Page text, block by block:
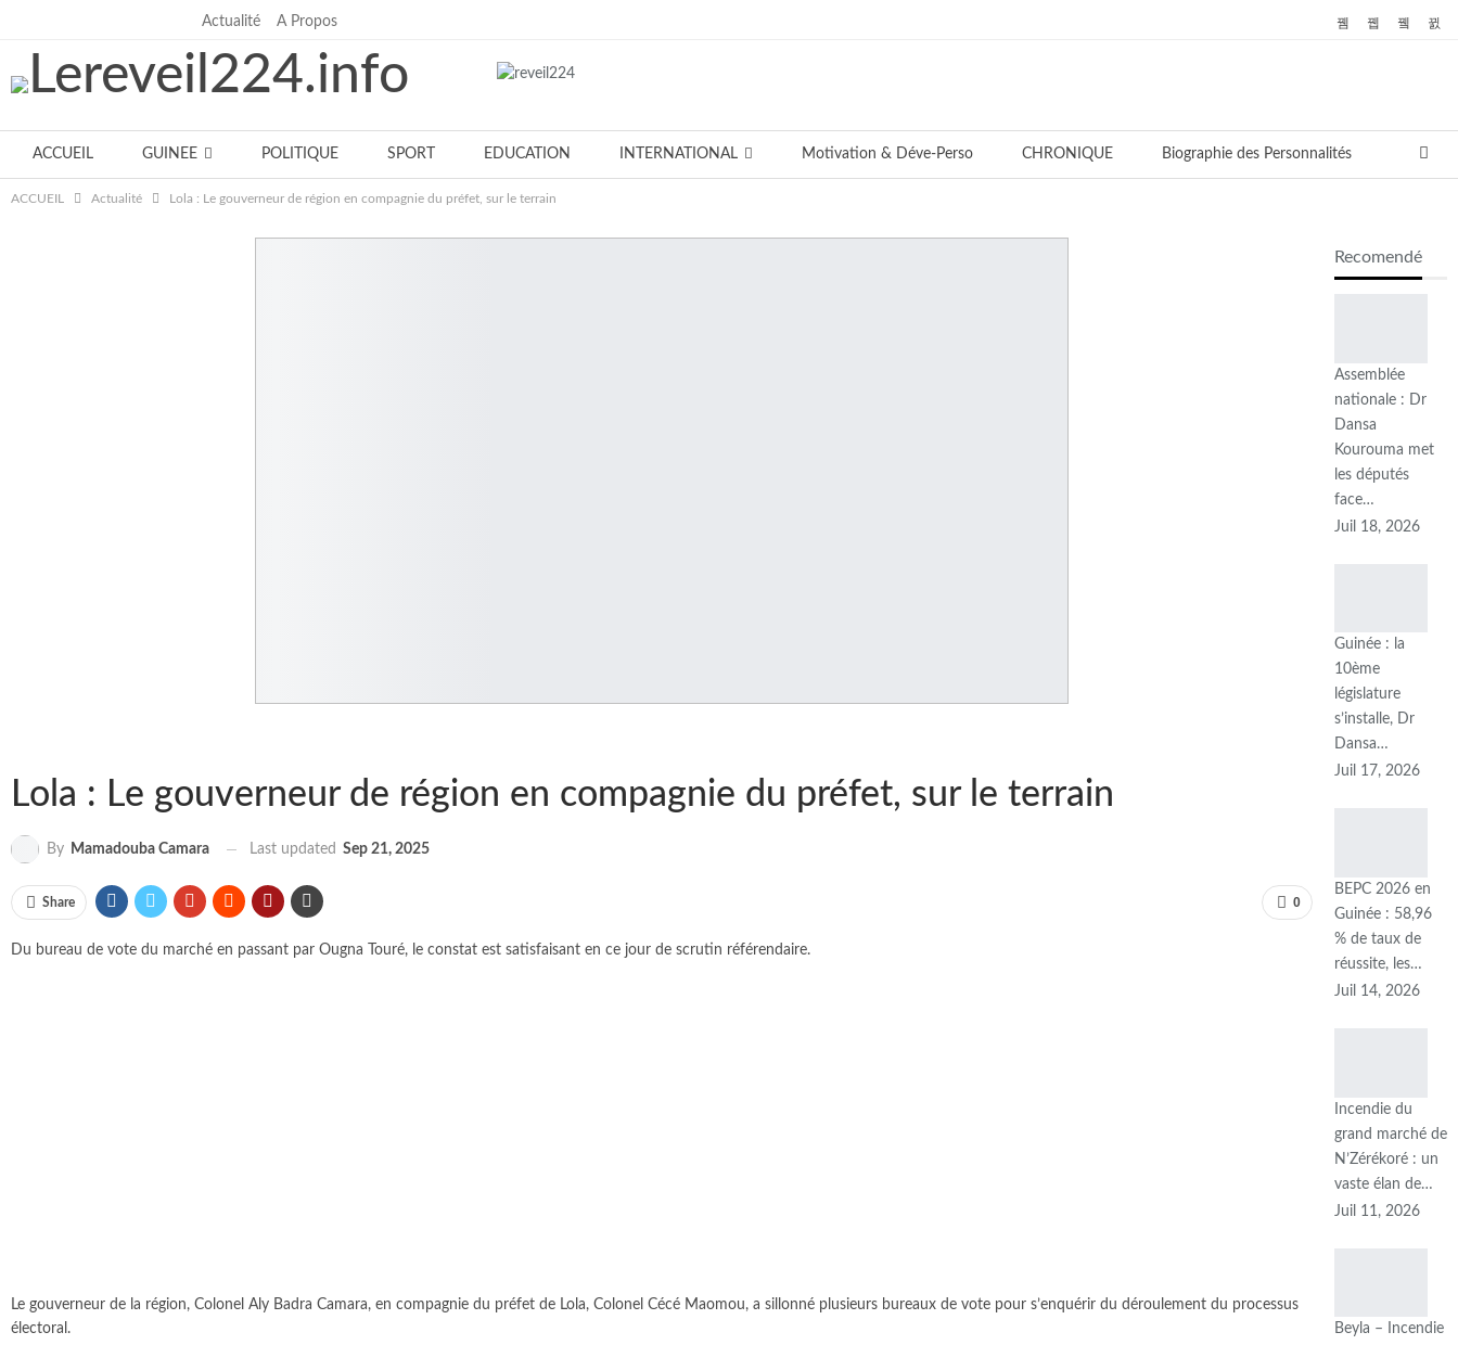
Actualité A Propos
ACCUEIL GUINEE POLITIQUE SPORT EDUCATION INTERNATIONAL Motivation & Déve-Perso CHRONIQUE Biographie des Personnalités
Notre équipe
ACCUEIL Actualité Lola : Le gouverneur de région en compagnie du préfet, sur le terrain
Lola : Le gouverneur de région en compagnie du préfet, sur le terrain
By Mamadouba Camara Last updated Sep 21, 2025
0
Share
Du bureau de vote du marché en passant par Ougna Touré, le constat est satisfaisant en ce jour de scrutin référendaire.
Le gouverneur de la région, Colonel Aly Badra Camara, en compagnie du préfet de Lola, Colonel Cécé Maomou, a sillonné plusieurs bureaux de vote pour s’enquérir du déroulement du processus
électoral.
Recomendé
Assemblée
nationale : Dr
Dansa
Kourouma met
les députés
face…
Juil 18, 2026
Guinée : la
10ème
législature
s’installe, Dr
Dansa…
Juil 17, 2026
BEPC 2026 en
Guinée : 58,96
% de taux de
réussite, les…
Juil 14, 2026
Incendie du
grand marché de
N’Zérékoré : un
vaste élan de…
Juil 11, 2026
Beyla – Incendie